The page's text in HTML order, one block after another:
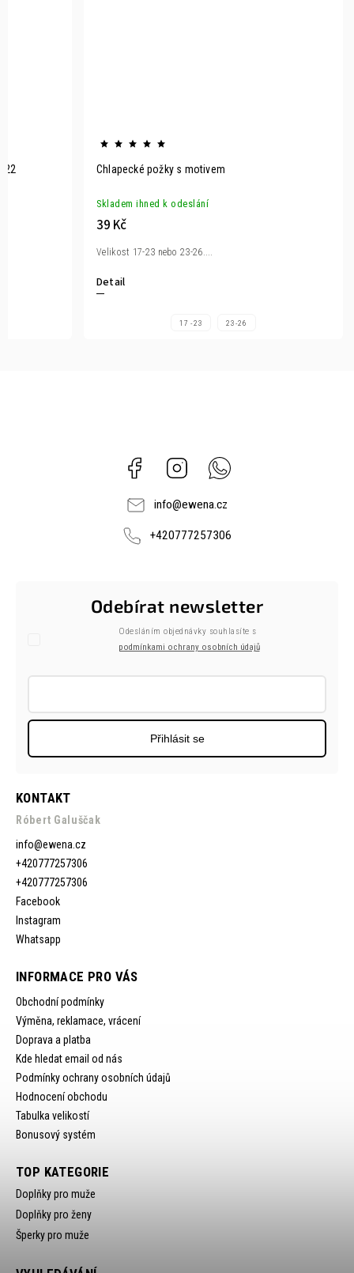
22 Chlapecké požky s motivem
Skladem ihned k odeslání
39 Kč
Detail
Velikost 17-23 nebo 23-26....
17 -23 23-26
Facebook Instagram
info@ewena.cz
+420777257306
KONTAKT
Róbert Galuščak
info@ewena.cz
+420777257306
+420777257306
Facebook
Instagram
Whatsapp
INFORMACE PRO VÁS
Obchodní podmínky
Výměna, reklamace, vrácení
Doprava a platba
Kde hledat email od nás
Podmínky ochrany osobních údajů
Hodnocení obchodu
Tabulka velikostí
Bonusový systém
Odebírat newsletter
Odesláním objednávky souhlasíte s
podmínkami ochrany osobních údajů
Přihlásit se
TOP KATEGORIE
Doplňky pro muže
Doplňky pro ženy
Šperky pro muže